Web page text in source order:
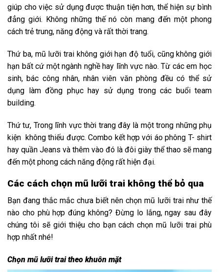
giúp cho việc sử dụng được thuận tiện hơn, thể hiện sự bình
đẳng giới. Không những thế nó còn mang đến một phong
cách trẻ trung, năng động và rất thời trang.
Thứ ba, mũ lưỡi trai không giới hạn độ tuổi, cũng không giới
hạn bất cứ một ngành nghề hay lĩnh vực nào. Từ các em học
sinh, bác công nhân, nhân viên văn phòng đều có thể sử
dụng làm đồng phục hay sử dụng trong các buổi team
building.
Thứ tư, Trong lĩnh vực thời trang đây là một trong những phụ
kiện không thiếu được. Combo kết hợp với áo phông T- shirt
hay quần Jeans và thêm vào đó là đôi giày thể thao sẽ mang
đến một phong cách năng động rất hiện đại.
Các cách chọn mũ lưỡi trai không thể bỏ qua
Bạn đang thắc mắc chưa biết nên chọn mũ lưỡi trai như thế
nào cho phù hợp đúng không? Đừng lo lắng, ngay sau đây
chúng tôi sẽ giới thiệu cho bạn cách chọn mũ lưỡi trai phù
hợp nhất nhé!
Chọn mũ lưỡi trai theo khuôn mặt